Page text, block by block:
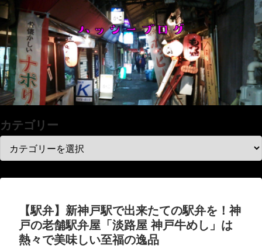
カテゴリー
【駅弁】新神戸駅で出来たての駅弁を！神
戸の老舗駅弁屋「淡路屋 神戸牛めし」は
熱々で美味しい至福の逸品